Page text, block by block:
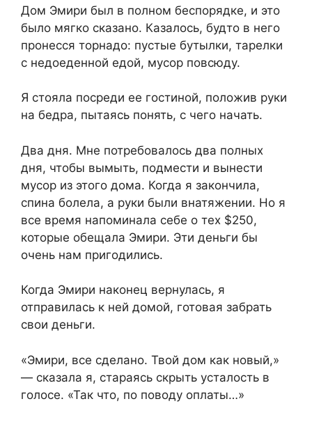
Дом Эмири был в полном беспорядке, и это
было мягко сказано. Казалось, будто в него
пронесся торнадо: пустые бутылки, тарелки
с недоеденной едой, мусор повсюду.
Я стояла посреди ее гостиной, положив руки
на бедра, пытаясь понять, с чего начать.
Два дня. Мне потребовалось два полных
дня, чтобы вымыть, подмести и вынести
мусор из этого дома. Когда я закончила,
спина болела, а руки были внатяжении. Но я
все время напоминала себе о тех $250,
которые обещала Эмири. Эти деньги бы
очень нам пригодились.
Когда Эмири наконец вернулась, я
отправилась к ней домой, готовая забрать
свои деньги.
«Эмири, все сделано. Твой дом как новый,»
— сказала я, стараясь скрыть усталость в
голосе. «Так что, по поводу оплаты…»